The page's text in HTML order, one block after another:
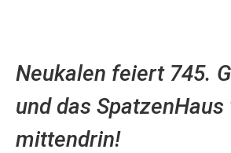
Neukalen feiert 745.
und das SpatzenHaus
mittendrin!